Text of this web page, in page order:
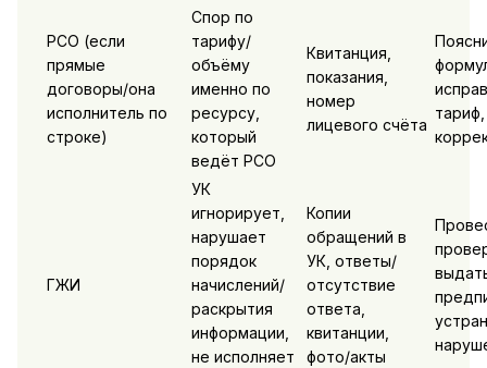
РСО (если
прямые
договоры/она
исполнитель по
строке)
Спор по
тарифу/
объёму
именно по
ресурсу,
который
ведёт РСО
Квитанция,
показания,
номер
лицевого счёта
ГЖИ
УК
игнорирует,
нарушает
порядок
начислений/
раскрытия
информации,
не исполняет
Копии
обращений в
УК, ответы/
отсутствие
ответа,
квитанции,
фото/акты